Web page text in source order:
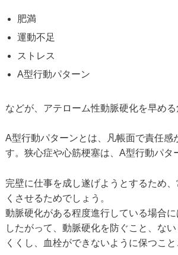
肥満
運動不足
ストレス
A型行動パターン
などが、アテローム性動脈硬化を早める
A型行動パターンとは、凡帳面で責任
す。狭心症や心筋梗塞は、A型行動パタ
完壁に仕事を成し遂げようとするため
くさせるためでしょう。
動脈硬化がある程度進行している場合
したがって、動脈硬化を防ぐこと、な
くくし、血栓ができないように保つこと